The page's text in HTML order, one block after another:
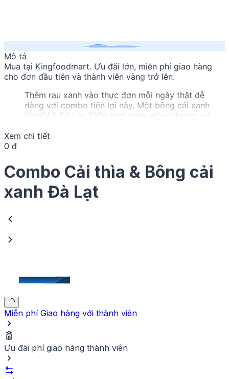
Mô tả
Mua tại Kingfoodmart. Ưu đãi lớn, miễn phí giao hàng
cho đơn đầu tiên và thành viên vàng trở lên.
Thêm rau xanh vào thực đơn mỗi ngày thật dễ
dàng với combo tiện lợi này. Một bông cải xanh
VietGAP Đà Lạt 320g tươi giòn, giàu vitamin, có
VietGAP 300g ngọt mát, rất hợp để xào tỏi, xào
được những món ăn ngon và bổ dưỡng cho mâm
cơm gia đình.
Xem chi tiết
0 đ
Combo Cải thìa & Bông cải
xanh Đà Lạt
Miễn phí Giao hàng với thành viên
Ưu đãi phí giao hàng thành viên